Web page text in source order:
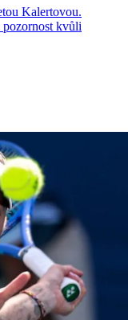
Kalertovou.
pozornost kvůli